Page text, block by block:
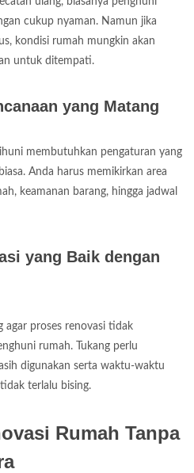
cukup nyaman. Namun jika
kondisi rumah mungkin akan
untuk ditempati.
yang Matang
membutuhkan pengaturan yang
Anda harus memikirkan area
keamanan barang, hingga jadwal
yang Baik dengan
agar proses renovasi tidak
rumah. Tukang perlu
digunakan serta waktu-waktu
terlalu bising.
Rumah Tanpa